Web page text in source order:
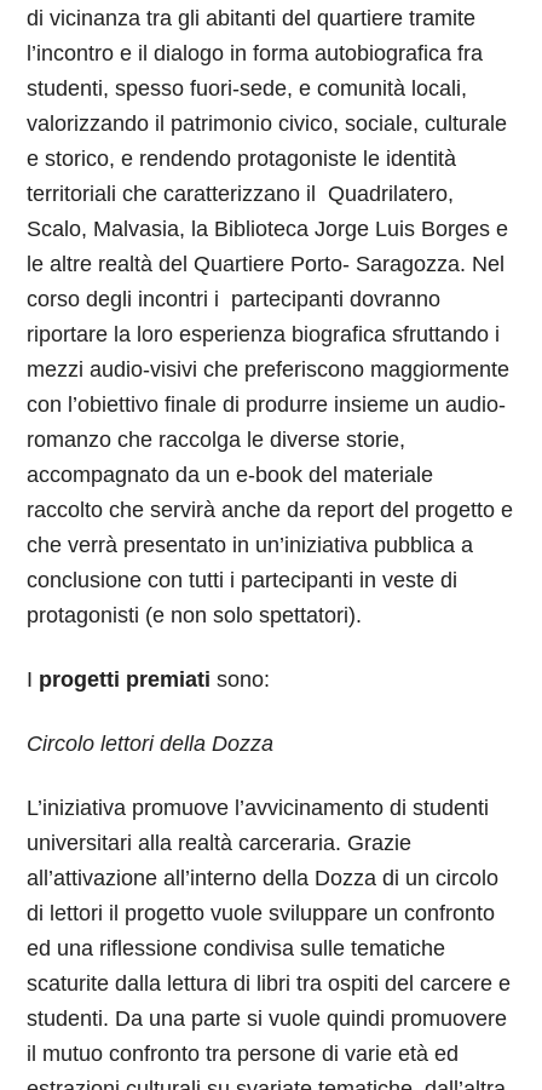
di vicinanza tra gli abitanti del quartiere tramite
l’incontro e il dialogo in forma autobiografica fra
studenti, spesso fuori-sede, e comunità locali,
valorizzando il patrimonio civico, sociale, culturale
e storico, e rendendo protagoniste le identità
territoriali che caratterizzano il Quadrilatero,
Scalo, Malvasia, la Biblioteca Jorge Luis Borges e
le altre realtà del Quartiere Porto- Saragozza. Nel
corso degli incontri i partecipanti dovranno
riportare la loro esperienza biografica sfruttando i
mezzi audio-visivi che preferiscono maggiormente
con l’obiettivo finale di produrre insieme un audio-
romanzo che raccolga le diverse storie,
accompagnato da un e-book del materiale
raccolto che servirà anche da report del progetto e
che verrà presentato in un’iniziativa pubblica a
conclusione con tutti i partecipanti in veste di
protagonisti (e non solo spettatori).
I progetti premiati sono:
Circolo lettori della Dozza
L’iniziativa promuove l’avvicinamento di studenti
universitari alla realtà carceraria. Grazie
all’attivazione all’interno della Dozza di un circolo
di lettori il progetto vuole sviluppare un confronto
ed una riflessione condivisa sulle tematiche
scaturite dalla lettura di libri tra ospiti del carcere e
studenti. Da una parte si vuole quindi promuovere
il mutuo confronto tra persone di varie età ed